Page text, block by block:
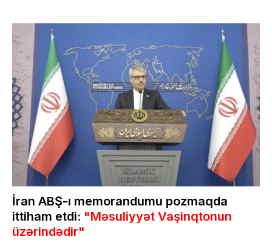
İran ABŞ-ı memorandumu pozmaqda
ittiham etdi: "Məsuliyyət Vaşinqtonun
üzərindədir"